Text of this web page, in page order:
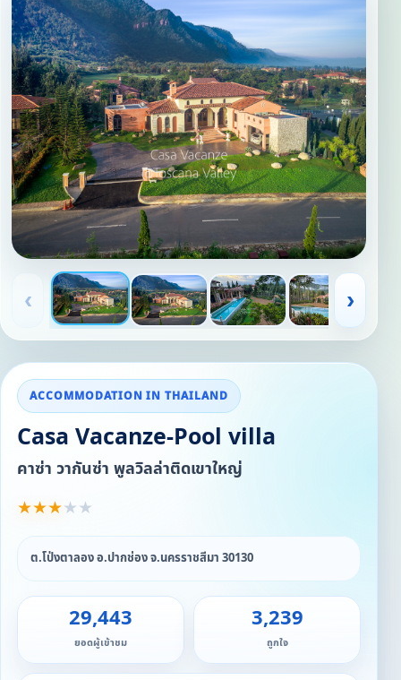
‹ ›
ACCOMMODATION IN THAILAND
Casa Vacanze-Pool villa
คาซ่า วากันซ่า พูลวิลล่าติดเขาใหญ่
★★★★★
ต.โป่งตาลอง อ.ปากช่อง จ.นครราชสีมา 30130
29,443
ยอดผู้เข้าชม
3,239
ถูกใจ